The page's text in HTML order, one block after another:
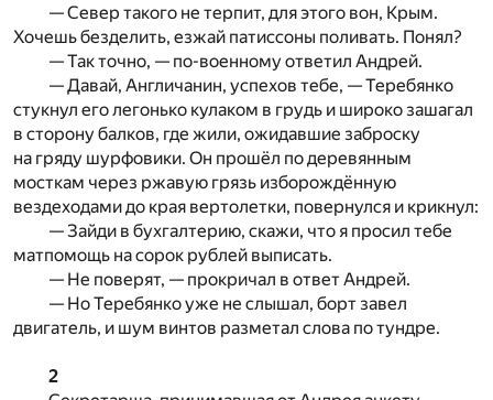
— Север такого не терпит, для этого вон, Крым.
Хочешь безделить, езжай патиссоны поливать. Понял?
— Так точно, — по-военному ответил Андрей.
— Давай, Англичанин, успехов тебе, — Теребянко
стукнул его легонько кулаком в грудь и широко зашагал
в сторону балков, где жили, ожидавшие заброску
на гряду шурфовики. Он прошёл по деревянным
мосткам через ржавую грязь изборождённую
вездеходами до края вертолетки, повернулся и крикнул:
— Зайди в бухгалтерию, скажи, что я просил тебе
матпомощь на сорок рублей выписать.
— Не поверят, — прокричал в ответ Андрей.
— Но Теребянко уже не слышал, борт завел
двигатель, и шум винтов разметал слова по тундре.
2